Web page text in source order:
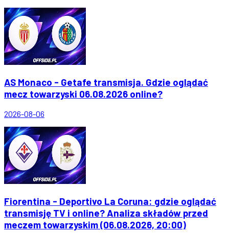
AS Monaco - Getafe transmisja. Gdzie oglądać
mecz towarzyski 06.08.2026 online?
2026-08-06
Fiorentina - Deportivo La Coruna: gdzie oglądać
transmisję TV i online? Analiza składów przed
meczem towarzyskim (06.08.2026, 20:00)